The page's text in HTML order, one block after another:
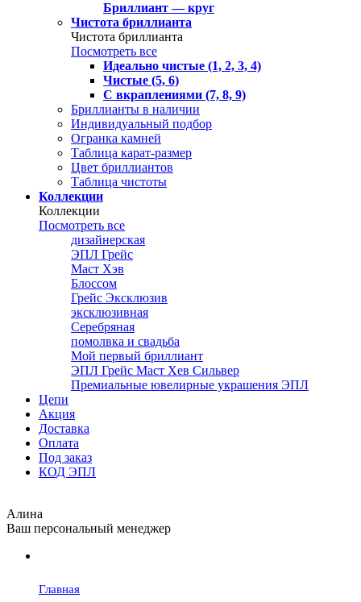
Бриллиант — круг
Чистота бриллианта
Чистота бриллианта
Посмотреть все
Идеально чистые (1, 2, 3, 4)
Чистые (5, 6)
С вкраплениями (7, 8, 9)
Бриллианты в наличии
Индивидуальный подбор
Огранка камней
Таблица карат-размер
Цвет бриллиантов
Таблица чистоты
Коллекции
Коллекции
Посмотреть все
дизайнерская
ЭПЛ Грейс
Маст Хэв
Блоссом
Грейс Эксклюзив
эксклюзивная
Серебряная
помолвка и свадьба
Мой первый бриллиант
ЭПЛ Грейс Маст Хев Сильвер
Премиальные ювелирные украшения ЭПЛ
Цепи
Акция
Доставка
Оплата
Под заказ
КОД ЭПЛ
Алина
Ваш персональный менеджер
Главная